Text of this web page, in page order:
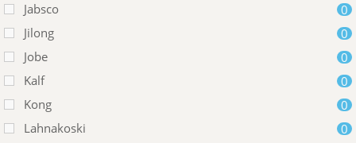
Jabsco
0
Jilong
0
Jobe
0
Kalf
0
Kong
0
Lahnakoski
0